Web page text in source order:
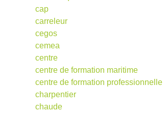
cap
carreleur
cegos
cemea
centre
centre de formation maritime
centre de formation professionnelle
charpentier
chaude